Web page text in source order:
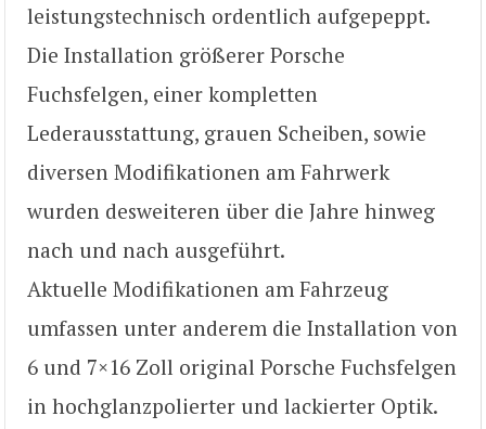
leistungstechnisch ordentlich aufgepeppt.
Die Installation größerer Porsche
Fuchsfelgen, einer kompletten
Lederausstattung, grauen Scheiben, sowie
diversen Modifikationen am Fahrwerk
wurden desweiteren über die Jahre hinweg
nach und nach ausgeführt.
Aktuelle Modifikationen am Fahrzeug
umfassen unter anderem die Installation von
6 und 7×16 Zoll original Porsche Fuchsfelgen
in hochglanzpolierter und lackierter Optik.